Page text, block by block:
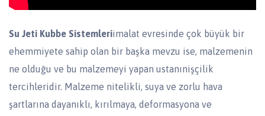
Su Jeti Kubbe Sistemleriimalat evresinde çok büyük bir
ehemmiyete sahip olan bir başka mevzu ise, malzemenin
ne olduğu ve bu malzemeyi yapan ustanınişçilik
tercihleridir. Malzeme nitelikli, suya ve zorlu hava
şartlarına dayanıklı, kırılmaya, deformasyona ve